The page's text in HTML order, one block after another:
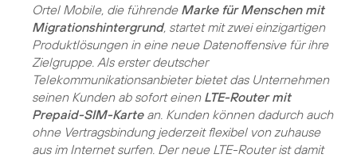
Ortel Mobile, die führende Marke für Menschen mit
Migrationshintergrund, startet mit zwei einzigartigen
Produktlösungen in eine neue Datenoffensive für ihre
Zielgruppe. Als erster deutscher
Telekommunikationsanbieter bietet das Unternehmen
seinen Kunden ab sofort einen LTE-Router mit
Prepaid-SIM-Kartean. Kunden können dadurch auch
ohne Vertragsbindung jederzeit flexibel von zuhause
aus im Internet surfen. Der neue LTE-Router ist damit